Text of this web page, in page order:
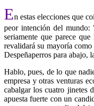
En estas elecciones que
peor intención del mundo:
seriamente que parece
revalidará su mayoría
Despeñaperros para abajo,
Hablo, pues, de lo que
empresa y otras venturas
cabalgar los cuatro jinetes
apuesta fuerte con un